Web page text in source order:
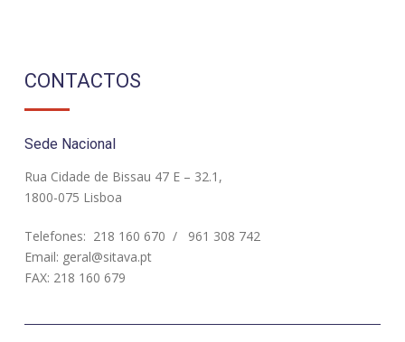
CONTACTOS
Sede Nacional
Rua Cidade de Bissau 47 E – 32.1,
1800-075 Lisboa
Telefones: 218 160 670 /
961 308 742
Email: geral@sitava.pt
FAX: 218 160 679